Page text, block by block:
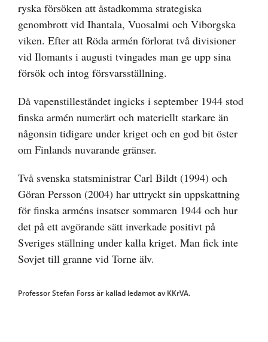
ryska försöken att åstadkomma strategiska
genombrott vid Ihantala, Vuosalmi och Viborgska
viken. Efter att Röda armén förlorat två divisioner
vid Ilomants i augusti tvingades man ge upp sina
försök och intog försvarsställning.
Då vapenstilleståndet ingicks i september 1944 stod
finska armén numerärt och materiellt starkare än
någonsin tidigare under kriget och en god bit öster
om Finlands nuvarande gränser.
Två svenska statsministrar Carl Bildt (1994) och
Göran Persson (2004) har uttryckt sin uppskattning
för finska arméns insatser sommaren 1944 och hur
det på ett avgörande sätt inverkade positivt på
Sveriges ställning under kalla kriget. Man fick inte
Sovjet till granne vid Torne älv.
Professor Stefan Forss är kallad ledamot av KKrVA.